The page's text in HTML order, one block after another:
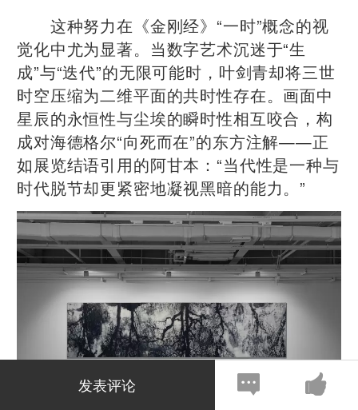
这种努力在《金刚经》“一时”概念的视
觉化中尤为显著。当数字艺术沉迷于“生
成”与“迭代”的无限可能时，叶剑青却将三世
时空压缩为二维平面的共时性存在。画面中
星辰的永恒性与尘埃的瞬时性相互咬合，构
成对海德格尔“向死而在”的东方注解——正
如展览结语引用的阿甘本：“当代性是一种与
时代脱节却更紧密地凝视黑暗的能力。”
发表评论